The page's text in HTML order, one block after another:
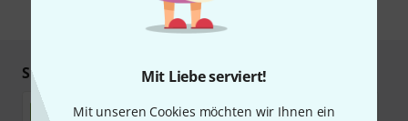
Mit Liebe serviert!
Mit unseren Cookies möchten wir Ihnen ein
* Pflichtfeld
Sicher einkaufen & bezahlen